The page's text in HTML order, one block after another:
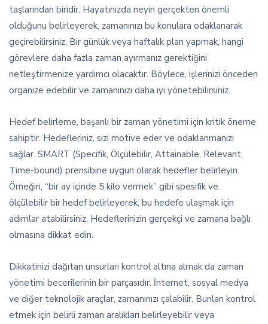
taşlarından biridir. Hayatınızda neyin gerçekten önemli
olduğunu belirleyerek, zamanınızı bu konulara odaklanarak
geçirebilirsiniz. Bir günlük veya haftalık plan yapmak, hangi
görevlere daha fazla zaman ayırmanız gerektiğini
netleştirmenize yardımcı olacaktır. Böylece, işlerinizi önceden
organize edebilir ve zamanınızı daha iyi yönetebilirsiniz.
Hedef belirleme, başarılı bir zaman yönetimi için kritik öneme
sahiptir. Hedefleriniz, sizi motive eder ve odaklanmanızı
sağlar. SMART (Specifik, Ölçülebilir, Attainable, Relevant,
Time-bound) prensibine uygun olarak hedefler belirleyin.
Örneğin, “bir ay içinde 5 kilo vermek” gibi spesifik ve
ölçülebilir bir hedef belirleyerek, bu hedefe ulaşmak için
adımlar atabilirsiniz. Hedeflerinizin gerçekçi ve zamana bağlı
olmasına dikkat edin.
Dikkatinizi dağıtan unsurları kontrol altına almak da zaman
yönetimi becerilerinin bir parçasıdır. İnternet, sosyal medya
ve diğer teknolojik araçlar, zamanınızı çalabilir. Bunları kontrol
etmek için belirli zaman aralıkları belirleyebilir veya